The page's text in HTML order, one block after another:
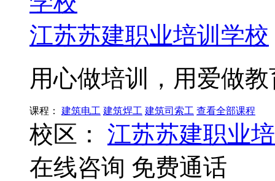
江苏苏建职业培训学校
用心做培训，用爱做教
课程： 建筑电工 建筑焊工 建筑司索工 查看全部课程
校区：
江苏苏建职业
在线咨询 免费通话